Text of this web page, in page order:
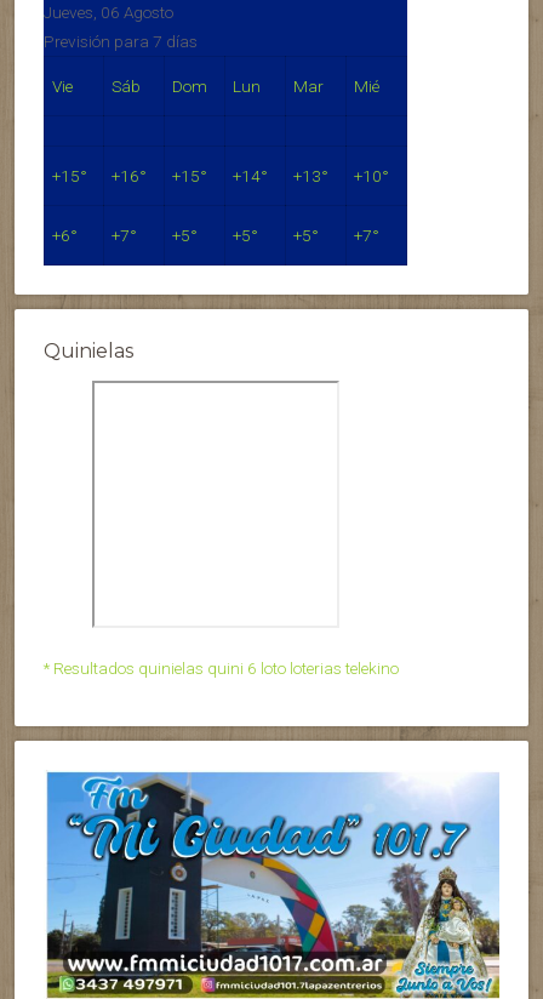
Jueves, 06 Agosto
Previsión para 7 días
Vie Sáb Dom Lun Mar Mié
+15° +16° +15° +14° +13° +10°
+6° +7° +5° +5° +5° +7°
Quinielas
* Resultados quinielas quini 6 loto loterias telekino